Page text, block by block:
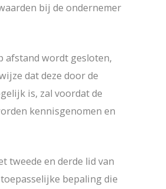
bij de ondernemer
afstand wordt gesloten,
dat deze door de
is, zal voordat de
kennisgenomen en
tweede en derde lid van
bepaling die